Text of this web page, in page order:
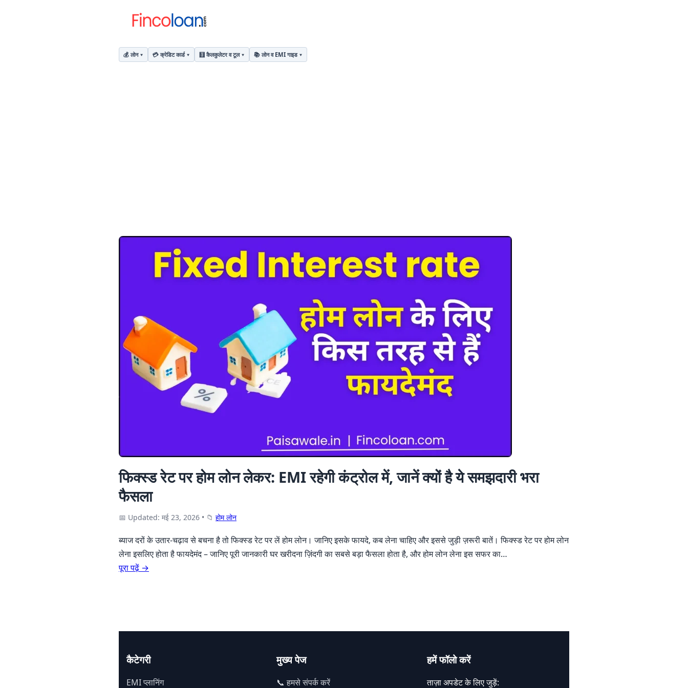
💰 लोन 💳 क्रेडिट कार्ड 🧮 कैलकुलेटर व टूल 📚 लोन व EMI गाइड
फिक्स्ड रेट पर होम लोन लेकर: EMI रहेगी कंट्रोल में, जानें क्यों है ये समझदारी भरा
फैसला
📅 Updated: मई 23, 2026 • 📁 होम लोन
ब्याज दरों के उतार-चढ़ाव से बचना है तो फिक्स्ड रेट पर लें होम लोन। जानिए इसके फायदे, कब लेना चाहिए और इससे जुड़ी ज़रूरी बातें। फिक्स्ड रेट पर होम लोन
लेना इसलिए होता है फायदेमंद – जानिए पूरी जानकारी घर खरीदना ज़िंदगी का सबसे बड़ा फैसला होता है, और होम लोन लेना इस सफर का…
पूरा पढ़ें →
कैटेगरी
EMI प्लानिंग
मुख्य पेज
📞 हमसे संपर्क करें
हमें फॉलो करें
ताज़ा अपडेट के लिए जुड़ें: